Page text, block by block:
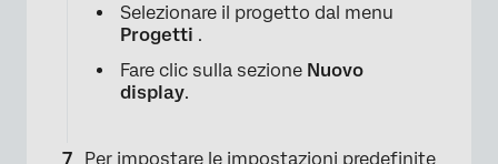
Selezionare il progetto dal menu
Progetti .
Fare clic sulla sezione Nuovo
display.
Per impostare le impostazioni predefinite